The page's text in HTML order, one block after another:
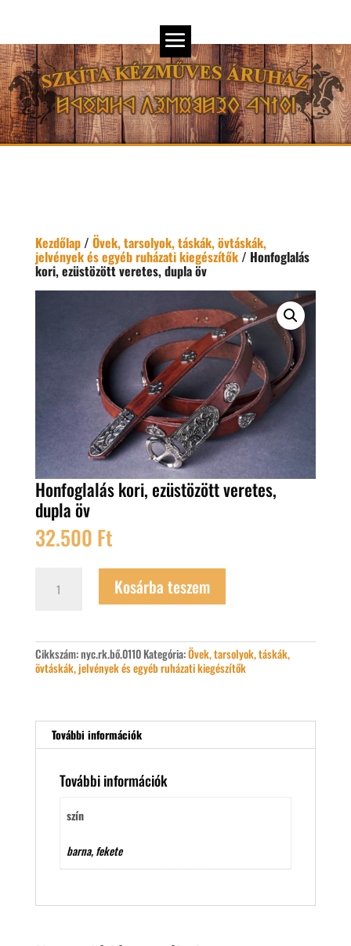
Kezdőlap/ Övek, tarsolyok, táskák, övtáskák,
jelvények és egyéb ruházati kiegészítők/ Honfoglalás
kori, ezüstözött veretes, dupla öv
Honfoglalás kori, ezüstözött veretes,
dupla öv
32.500 Ft
öv
mennyiség
Kosárba teszem
Cikkszám:nyc.rk.bő.0110 Kategória:Övek, tarsolyok, táskák,
övtáskák, jelvények és egyéb ruházati kiegészítők
További információk
További információk
szín
barna, fekete